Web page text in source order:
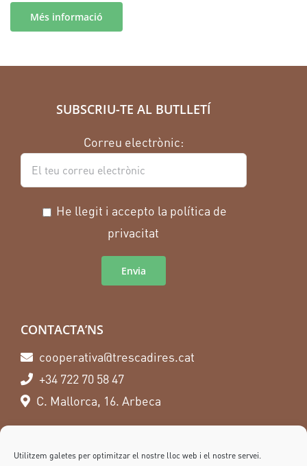
Utilitzem galetes per optimitzar el nostre lloc web i el nostre servei.
Més informació
SUBSCRIU-TE AL BUTLLETÍ
Correu electrònic:
He llegit i accepto la política de
privacitat
CONTACTA’NS
cooperativa@trescadires.cat
+34 722 70 58 47
C. Mallorca, 16. Arbeca
SEGUEIX-NOS